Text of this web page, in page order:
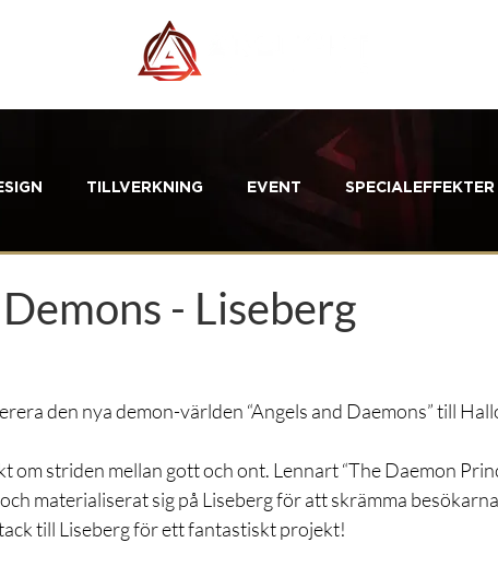
TILLVERKNING EVENT SPECIALEFFEKTER
- Liseberg
den nya demon-världen “Angels and Daemons” till
om striden mellan gott och ont. Lennart “The Daemon
materialiserat sig på Liseberg för att skrämma
till Liseberg för ett fantastiskt projekt!